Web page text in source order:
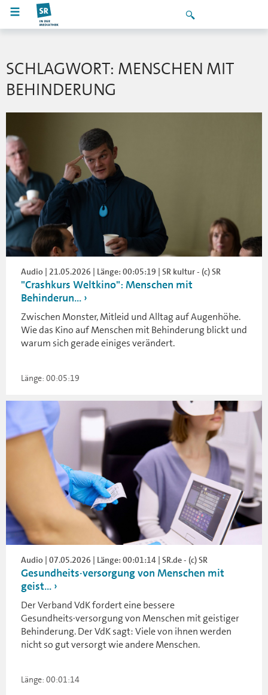
SCHLAGWORT: MENSCHEN MIT
BEHINDERUNG
Audio | 21.05.2026 | Länge: 00:05:19 | SR kultur - (c) SR
"Crashkurs Weltkino": Menschen mit
Behinderun...
Zwischen Monster, Mitleid und Alltag auf Augenhöhe.
Wie das Kino auf Menschen mit Behinderung blickt und
warum sich gerade einiges verändert.
Länge: 00:05:19
Audio | 07.05.2026 | Länge: 00:01:14 | SR.de - (c) SR
Gesundheits·versorgung von Menschen mit
geist...
Der Verband VdK fordert eine bessere
Gesundheits·versorgung von Menschen mit geistiger
Behinderung. Der VdK sagt: Viele von ihnen werden
nicht so gut versorgt wie andere Menschen.
Länge: 00:01:14